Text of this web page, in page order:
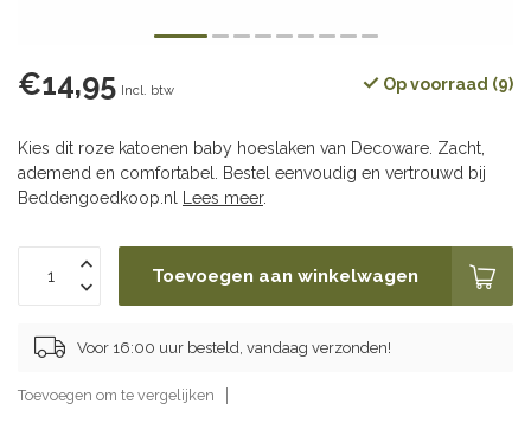
€14,95 Incl. btw Op voorraad (9)
Kies dit roze katoenen baby hoeslaken van Decoware. Zacht,
ademend en comfortabel. Bestel eenvoudig en vertrouwd bij
Beddengoedkoop.nl
Lees meer.
Toevoegen aan winkelwagen
Voor 16:00 uur besteld, vandaag verzonden!
Toevoegen om te vergelijken